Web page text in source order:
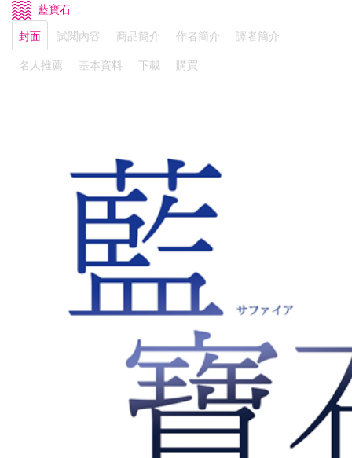
藍寶石
封面
試閱內容 商品簡介 作者簡介
譯者簡介
名人推薦
基本資料 下載 購買